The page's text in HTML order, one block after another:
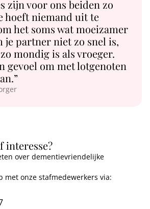
zijn voor ons beiden zo
hoeft niemand uit te
het soms wat moeizamer
je partner niet zo snel is,
mondig is als vroeger.
gevoel om met lotgenoten
interesse?
over dementievriendelijke
met onze stafmedewerkers via: